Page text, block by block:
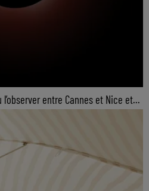
entre Cannes et Nice et...